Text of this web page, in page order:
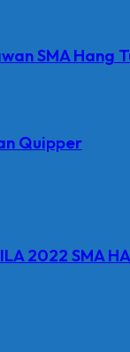
SMA Hang
Quipper
2022 SMA